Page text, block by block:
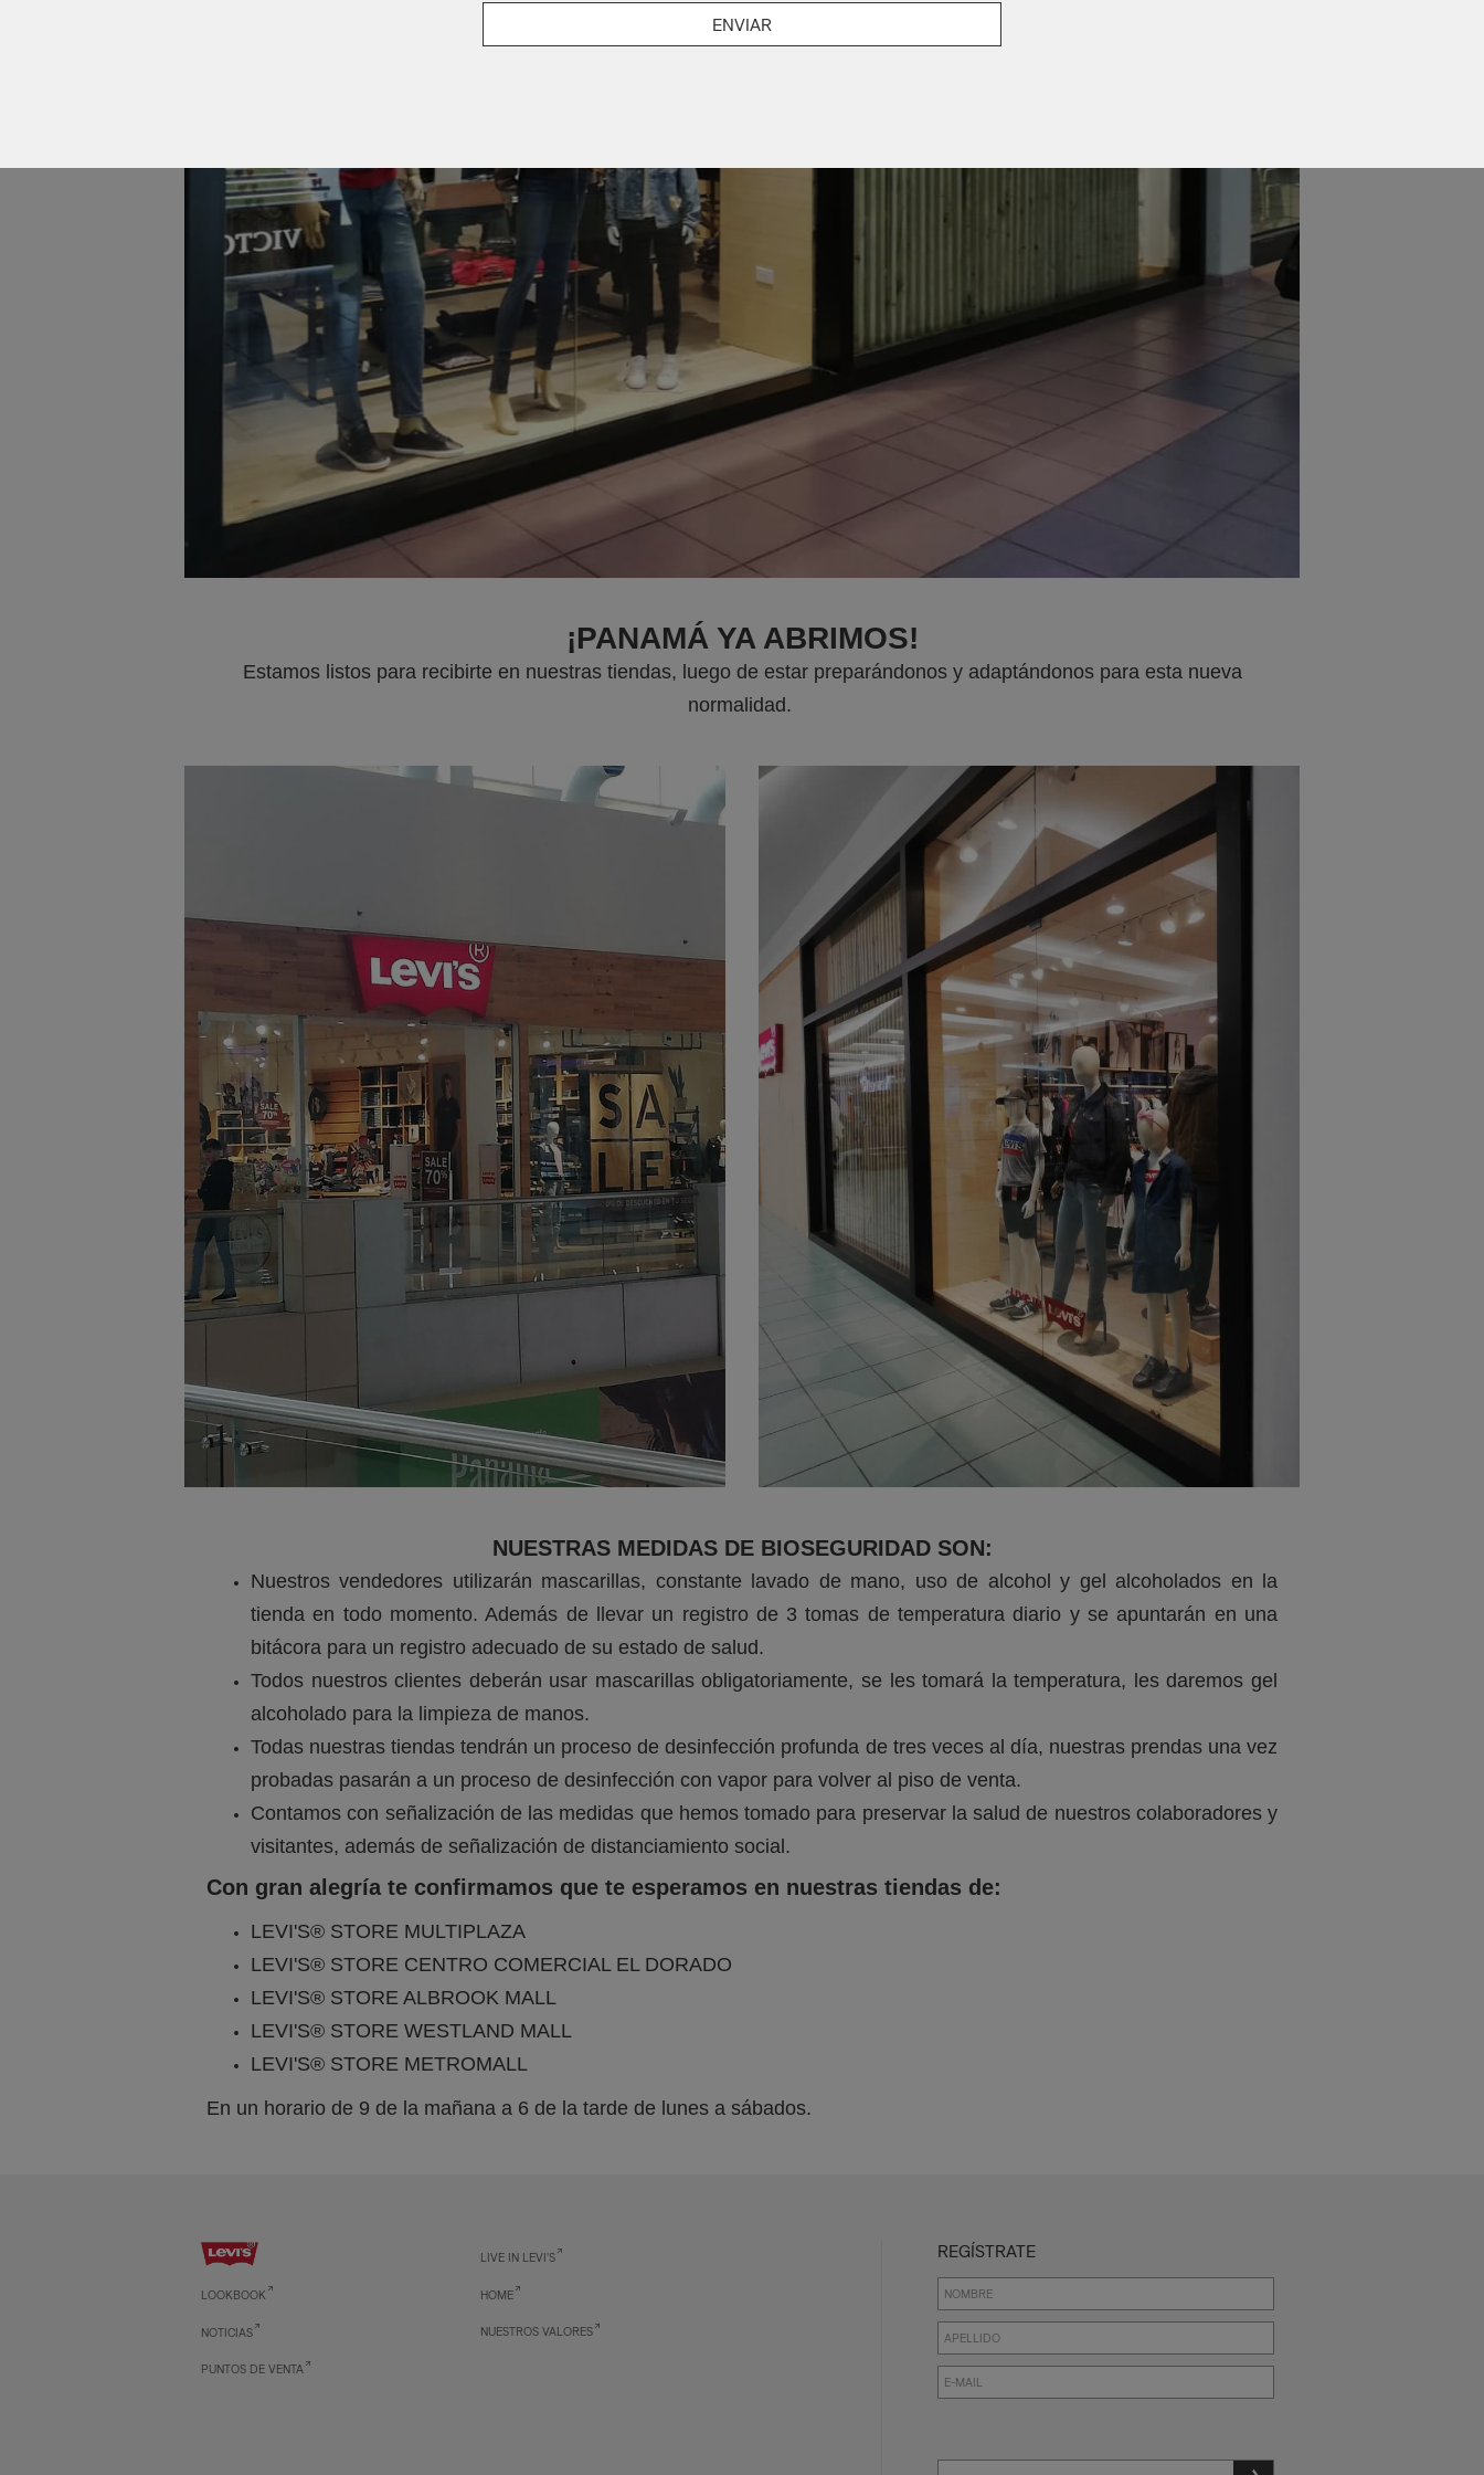
¡PANAMÁ YA ABRIMOS!
Estamos listos para recibirte en nuestras tiendas, luego de estar preparándonos y adaptándonos para esta nueva
normalidad.
NUESTRAS MEDIDAS DE BIOSEGURIDAD SON:
Nuestros vendedores utilizarán mascarillas, constante lavado de mano, uso de alcohol y gel alcoholados en la
tienda en todo momento. Además de llevar un registro de 3 tomas de temperatura diario y se apuntarán en una
bitácora para un registro adecuado de su estado de salud.
Todos nuestros clientes deberán usar mascarillas obligatoriamente, se les tomará la temperatura, les daremos gel
alcoholado para la limpieza de manos.
Todas nuestras tiendas tendrán un proceso de desinfección profunda de tres veces al día, nuestras prendas una vez
probadas pasarán a un proceso de desinfección con vapor para volver al piso de venta.
Contamos con señalización de las medidas que hemos tomado para preservar la salud de nuestros colaboradores y
visitantes, además de señalización de distanciamiento social.
Con gran alegría te confirmamos que te esperamos en nuestras tiendas de:
LEVI'S® STORE MULTIPLAZA
LEVI'S® STORE CENTRO COMERCIAL EL DORADO
LEVI'S® STORE ALBROOK MALL
LEVI'S® STORE WESTLAND MALL
LEVI'S® STORE METROMALL
En un horario de 9 de la mañana a 6 de la tarde de lunes a sábados.
LOOKBOOK
NOTICIAS
PUNTOS DE VENTA
LIVE IN LEVI'S
HOME
NUESTROS VALORES
REGÍSTRATE